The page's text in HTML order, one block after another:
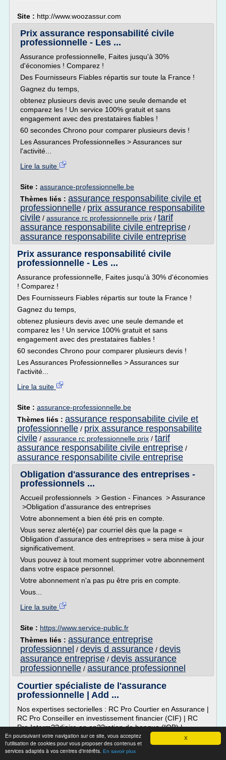
X
En poursuivant votre navigation sur ce site, vous acceptez
l'utilisation de cookies pour vous proposer des contenus et
services adaptés à vos centres d'intérêts. En savoir plus
Site : http://www.woozassur.com
Prix assurance responsabilité civile
professionnelle - Les ...
Assurance professionnelle, Faites jusqu'à 30%
d'économies ! Comparez !
Des Fournisseurs Fiables répartis sur toute la France !
Gagnez du temps,
obtenez plusieurs devis avec une seule demande et
comparez les ! Un service 100% gratuit et sans
engagement avec des prestataires fiables !
60 secondes Chrono pour comparer plusieurs devis !
Les Assurances Professionnelles > Assurances sur
l'activité...
Lire la suite
Site : assurance-professionnelle.be
Thèmes liés : assurance responsabilite civile et
professionnelle / prix assurance responsabilite
civile / assurance rc professionnelle prix / tarif
assurance responsabilite civile entreprise /
assurance responsabilite civile entreprise
Prix assurance responsabilité civile
professionnelle - Les ...
Assurance professionnelle, Faites jusqu'à 30% d'économies
! Comparez !
Des Fournisseurs Fiables répartis sur toute la France !
Gagnez du temps,
obtenez plusieurs devis avec une seule demande et
comparez les ! Un service 100% gratuit et sans
engagement avec des prestataires fiables !
60 secondes Chrono pour comparer plusieurs devis !
Les Assurances Professionnelles > Assurances sur
l'activité...
Lire la suite
Site : assurance-professionnelle.be
Thèmes liés : assurance responsabilite civile et
professionnelle / prix assurance responsabilite
civile / assurance rc professionnelle prix / tarif
assurance responsabilite civile entreprise /
assurance responsabilite civile entreprise
Obligation d'assurance des entreprises -
professionnels ...
Accueil professionnels > Gestion - Finances > Assurance
>Obligation d'assurance des entreprises
Votre abonnement a bien été pris en compte.
Vous serez alerté(e) par courriel dès que la page «
Obligation d'assurance des entreprises » sera mise à jour
significativement.
Vous pouvez à tout moment supprimer votre abonnement
dans votre espace personnel.
Votre abonnement n'a pas pu être pris en compte.
Vous...
Lire la suite
Site : https://www.service-public.fr
Thèmes liés : assurance entreprise
professionnel / devis d assurance / devis
assurance entreprise / devis assurance
professionnelle / assurance professionnel
Courtier spécialiste de l'assurance
professionnelle | Add ...
Nos expertises sectorielles : RC Pro Courtier en Assurance |
RC Pro Conseiller en investissement financier (CIF) | RC
Pro Interm??diaire en op??ration de banque (IOB) |
Assurance Diagnostiqueur immobilier | Assurances -
Marketing & Communication | Assurances Agence de
voyage | Assurances - Cabinet de conseils / Consultant |